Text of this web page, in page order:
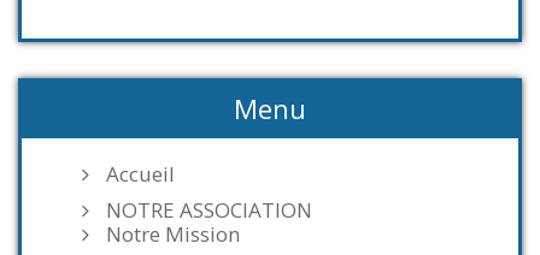
Menu
Accueil
NOTRE ASSOCIATION
Notre Mission